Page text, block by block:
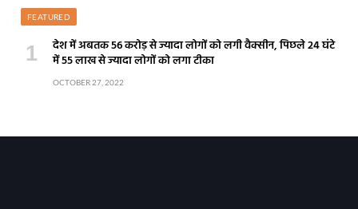
FEATURED
देश में अबतक 56 करोड़ से ज्यादा लोगों को लगी वैक्सीन, पिछले 24 घंटे
में 55 लाख से ज्यादा लोगों को लगा टीका
OCTOBER 27, 2022